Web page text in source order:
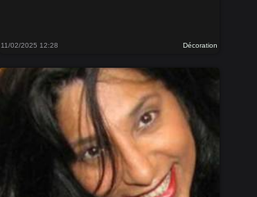
11/02/2025 12:28 Décoration